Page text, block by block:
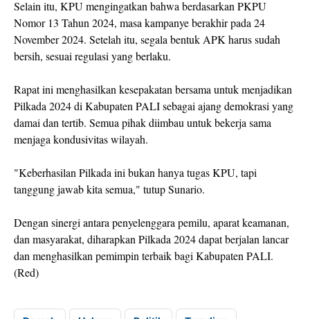
Selain itu, KPU mengingatkan bahwa berdasarkan PKPU
Nomor 13 Tahun 2024, masa kampanye berakhir pada 24
November 2024. Setelah itu, segala bentuk APK harus sudah
bersih, sesuai regulasi yang berlaku.
Rapat ini menghasilkan kesepakatan bersama untuk menjadikan
Pilkada 2024 di Kabupaten PALI sebagai ajang demokrasi yang
damai dan tertib. Semua pihak diimbau untuk bekerja sama
menjaga kondusivitas wilayah.
"Keberhasilan Pilkada ini bukan hanya tugas KPU, tapi
tanggung jawab kita semua," tutup Sunario.
Dengan sinergi antara penyelenggara pemilu, aparat keamanan,
dan masyarakat, diharapkan Pilkada 2024 dapat berjalan lancar
dan menghasilkan pemimpin terbaik bagi Kabupaten PALI.
(Red)